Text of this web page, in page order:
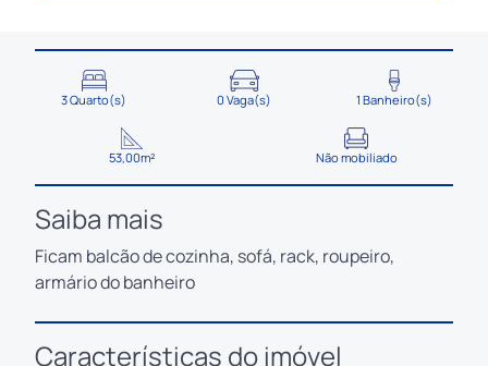
3 Quarto(s) 0 Vaga(s) 1 Banheiro(s)
53,00m² Não mobiliado
Saiba mais
Ficam balcão de cozinha, sofá, rack, roupeiro,
armário do banheiro
Características do imóvel